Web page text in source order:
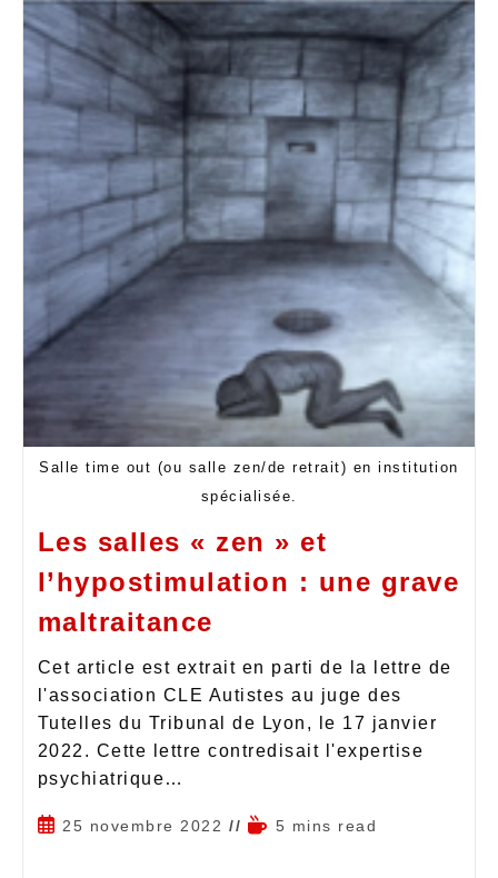
Salle time out (ou salle zen/de retrait) en institution
spécialisée.
Les salles « zen » et
l’hypostimulation : une grave
maltraitance
Cet article est extrait en parti de la lettre de
l'association CLE Autistes au juge des
Tutelles du Tribunal de Lyon, le 17 janvier
2022. Cette lettre contredisait l'expertise
psychiatrique…
25 novembre 2022 5 mins read